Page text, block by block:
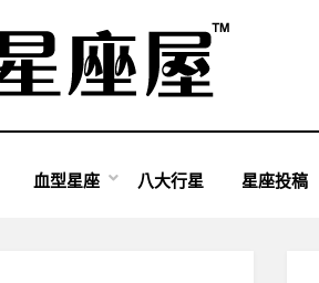
血型星座 八大行星 星座投稿